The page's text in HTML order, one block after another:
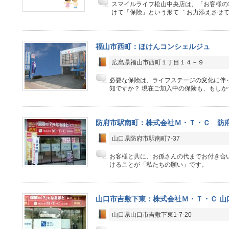
スマイルライフ松山中央店は、「お客様
けて「保険」という形て゛ お力添えさせ
福山市西町：ほけんコンシェルジュ
広島県福山市西町１丁目１４－９
必要な保険は、ライフステージの変化に
知ですか？ 現在ご加入中の保険も、もし
防府市駅南町：株式会社Ｍ・Ｔ・Ｃ 防
山口県防府市駅南町7-37
お客様と共に、お孫さんの代までお付き
けることが「私たちの願い」です。
山口市吉敷下東：株式会社Ｍ・Ｔ・Ｃ 山
山口県山口市吉敷下東1-7-20